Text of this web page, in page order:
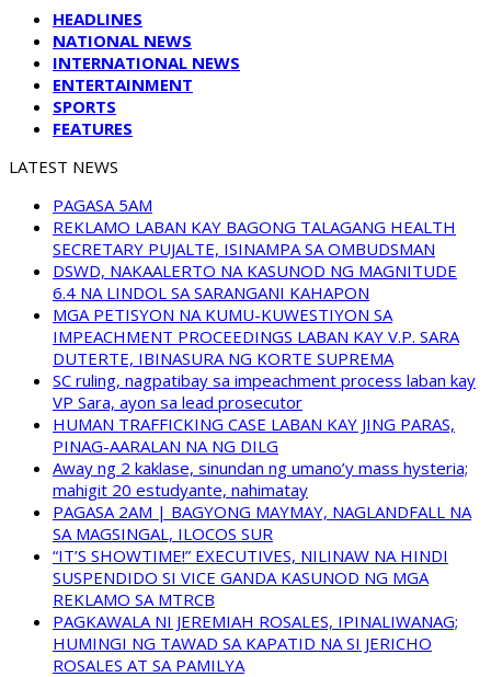
HEADLINES
NATIONAL NEWS
INTERNATIONAL NEWS
ENTERTAINMENT
SPORTS
FEATURES
LATEST NEWS
PAGASA 5AM
REKLAMO LABAN KAY BAGONG TALAGANG HEALTH
SECRETARY PUJALTE, ISINAMPA SA OMBUDSMAN
DSWD, NAKAALERTO NA KASUNOD NG MAGNITUDE
6.4 NA LINDOL SA SARANGANI KAHAPON
MGA PETISYON NA KUMU-KUWESTIYON SA
IMPEACHMENT PROCEEDINGS LABAN KAY V.P. SARA
DUTERTE, IBINASURA NG KORTE SUPREMA
SC ruling, nagpatibay sa impeachment process laban kay
VP Sara, ayon sa lead prosecutor
HUMAN TRAFFICKING CASE LABAN KAY JING PARAS,
PINAG-AARALAN NA NG DILG
Away ng 2 kaklase, sinundan ng umano’y mass hysteria;
mahigit 20 estudyante, nahimatay
PAGASA 2AM | BAGYONG MAYMAY, NAGLANDFALL NA
SA MAGSINGAL, ILOCOS SUR
“IT’S SHOWTIME!” EXECUTIVES, NILINAW NA HINDI
SUSPENDIDO SI VICE GANDA KASUNOD NG MGA
REKLAMO SA MTRCB
PAGKAWALA NI JEREMIAH ROSALES, IPINALIWANAG;
HUMINGI NG TAWAD SA KAPATID NA SI JERICHO
ROSALES AT SA PAMILYA